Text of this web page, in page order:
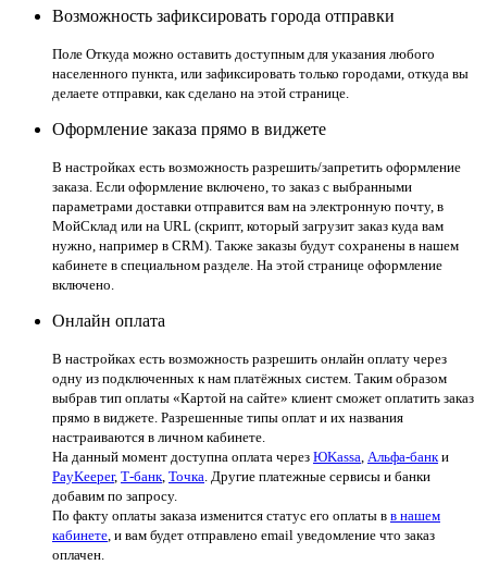
Возможность зафиксировать города отправки
Поле Откуда можно оставить доступным для указания любого
населенного пункта, или зафиксировать только городами, откуда вы
делаете отправки, как сделано на этой странице.
Оформление заказа прямо в виджете
В настройках есть возможность разрешить/запретить оформление
заказа. Если оформление включено, то заказ с выбранными
параметрами доставки отправится вам на электронную почту, в
МойСклад или на URL (скрипт, который загрузит заказ куда вам
нужно, например в CRM). Также заказы будут сохранены в нашем
кабинете в специальном разделе. На этой странице оформление
включено.
Онлайн оплата
В настройках есть возможность разрешить онлайн оплату через
одну из подключенных к нам платёжных систем. Таким образом
выбрав тип оплаты «Картой на сайте» клиент сможет оплатить заказ
прямо в виджете. Разрешенные типы оплат и их названия
настраиваются в личном кабинете.
На данный момент доступна оплата через ЮKassa Альфа-банк и
PayKeeper, Т-банк Точка . Другие платежные сервисы и банки
добавим по запросу.
По факту оплаты заказа изменится статус его оплаты в в нашем
кабинете , и вам будет отправлено email уведомление что заказ
оплачен.